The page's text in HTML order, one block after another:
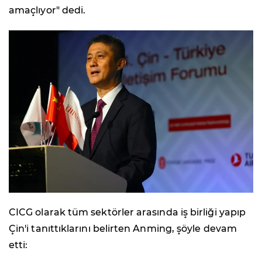
amaçlıyor" dedi.
CICG olarak tüm sektörler arasında iş birliği yapıp
Çin'i tanıttıklarını belirten Anming, şöyle devam
etti: